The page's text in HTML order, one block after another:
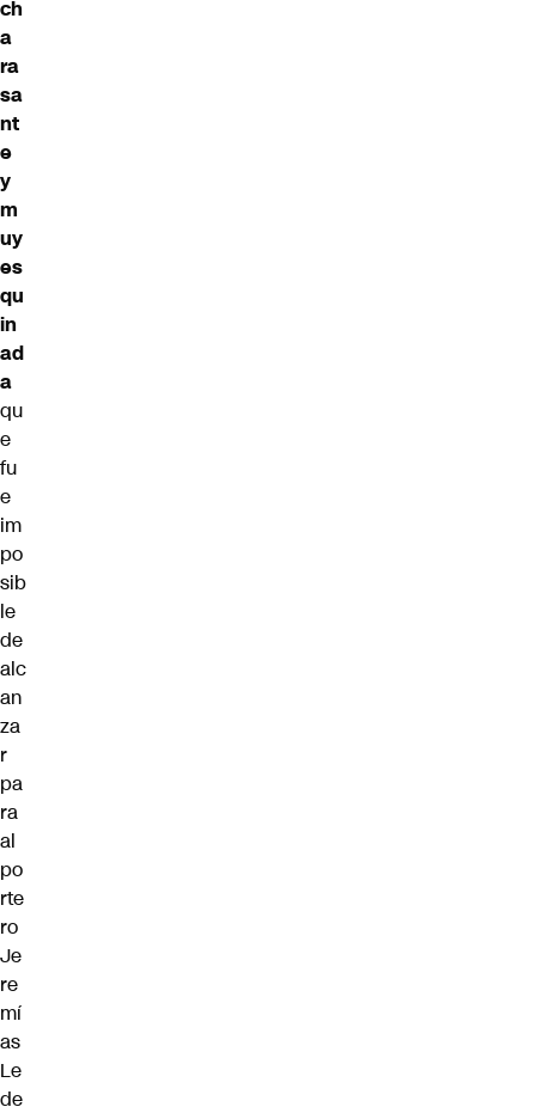
ch
a
ra
sa
nt
e
y
m
uy
es
qu
in
ad
a
qu
e
fu
e
im
po
sib
le
de
alc
an
za
r
pa
ra
al
po
rte
ro
Je
re
mí
as
Le
de